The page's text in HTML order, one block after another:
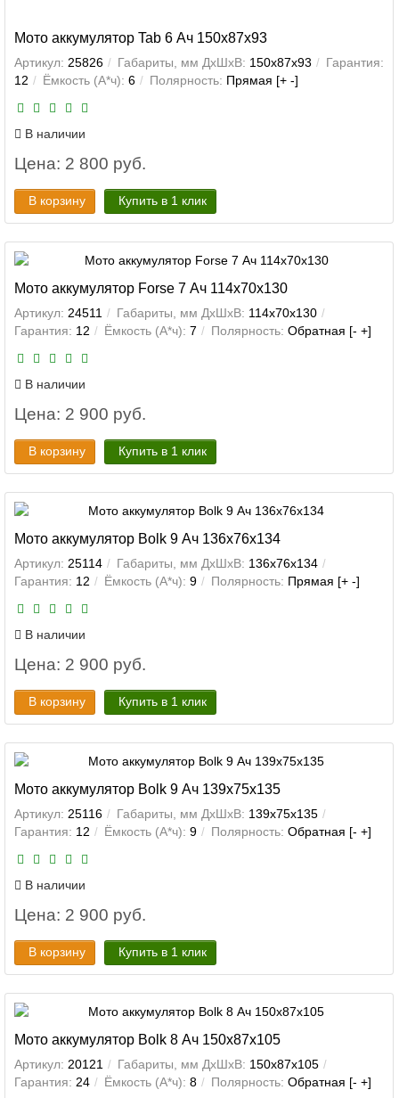
Мото аккумулятор Tab 6 Ач 150x87x93
Артикул: 25826 Габариты, мм ДхШхВ: 150x87x93
Гарантия:
12
Ёмкость (А*ч): 6 Полярность: Прямая [+ -]
В наличии
Цена: 2 800 руб.
В корзину Купить в 1 клик
Мото аккумулятор Forse 7 Ач 114x70x130
Артикул: 24511 Габариты, мм ДхШхВ: 114x70x130
Гарантия: 12 Ёмкость (А*ч): 7 Полярность: Обратная [- +]
В наличии
Цена: 2 900 руб.
В корзину Купить в 1 клик
Мото аккумулятор Bolk 9 Ач 136x76x134
Артикул: 25114 Габариты, мм ДхШхВ: 136x76x134
Гарантия: 12 Ёмкость (А*ч): 9 Полярность: Прямая [+ -]
В наличии
Цена: 2 900 руб.
В корзину Купить в 1 клик
Мото аккумулятор Bolk 9 Ач 139x75x135
Артикул: 25116 Габариты, мм ДхШхВ: 139x75x135
Гарантия: 12 Ёмкость (А*ч): 9 Полярность: Обратная [- +]
В наличии
Цена: 2 900 руб.
В корзину Купить в 1 клик
Мото аккумулятор Bolk 8 Ач 150x87x105
Артикул: 20121 Габариты, мм ДхШхВ: 150x87x105
Гарантия: 24 Ёмкость (А*ч): 8 Полярность: Обратная [- +]